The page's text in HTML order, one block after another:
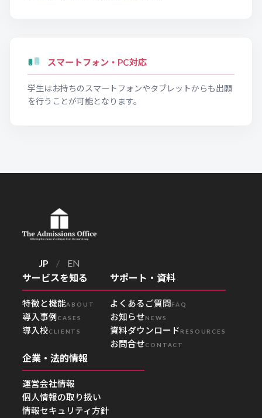
スマートフォン・PC対応
学生はお持ちのスマートフォンやタブレットからも出願
を行うことが可能となります。
JP /
EN
サービスを知る
特徴と機能ABOUT
導入事例CASES
導入校CLIENTS
サポート・資料
よくあるご質問FAQ
お知らせNEWS
資料ダウンロード RESOURCES
お問合せCONTACT
企業・法的情報
運営会社情報
個人情報の取り扱い
情報セキュリティ方針